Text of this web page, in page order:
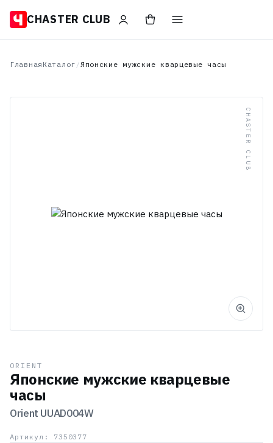
CHASTER CLUB
Главная Каталог /Японские мужские кварцевые часы
CHASTER CLUB
ORIENT
Японские мужские кварцевые
часы
Orient UUAD004W
Артикул: 7350377